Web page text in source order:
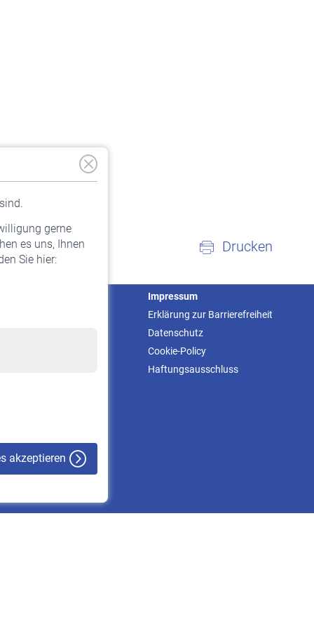
gerne
es uns, Ihnen
Sie hier:
akzeptieren
Drucken
Impressum
Erklärung zur Barrierefreiheit
Datenschutz
Cookie-Policy
Haftungsausschluss